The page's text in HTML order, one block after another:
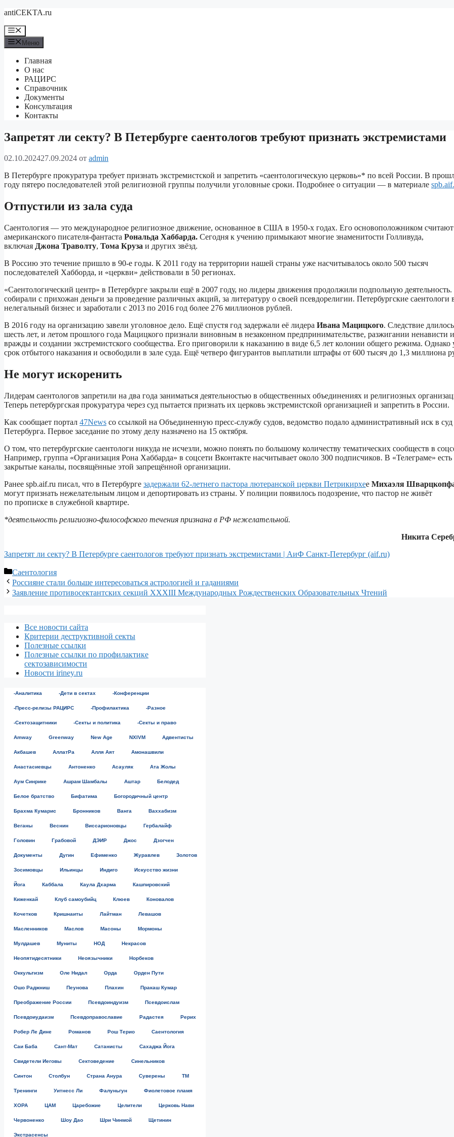
Перейти
содержимому
antiCEKTA.ru
Меню
Меню
Главная
О нас
РАЦИРС
Справочник
Документы
Консультация
Контакты
Запретят ли секту? В Петербурге саентологов требуют признать экстремистами
02.10.202427.09.2024 от admin
В Петербурге прокуратура требует признать экстремистской и запретить «саентологическую церковь»* по всей России. В
году пятеро последователей этой религиозной группы получили уголовные сроки. Подробнее о ситуации — в материале
Отпустили из зала суда
Саентология — это международное религиозное движение, основанное в США в 1950-х годах. Его основоположником считают
американского писателя-фантаста Рональда Хаббарда. Сегодня к учению примыкают многие знаменитости Голливуда,
включая Джона Траволту, Тома Круза и других звёзд.
В Россию это течение пришло в 90-е годы. К 2011 году на территории нашей страны уже насчитывалось около 500 тысяч
последователей Хабборда, и «церкви» действовали в 50 регионах.
«Саентологический центр» в Петербурге закрыли ещё в 2007 году, но лидеры движения продолжили подпольную
собирали с прихожан деньги за проведение различных акций, за литературу о своей псевдорелигии. Петербургские саентологи
нелегальный бизнес и заработали с 2013 по 2016 год более 276 миллионов рублей.
В 2016 году на организацию завели уголовное дело. Ещё спустя год задержали её лидера Ивана Мацицкого. Следствие длилось
шесть лет, и летом прошлого года Мацицкого признали виновным в незаконном предпринимательстве, разжигании ненависти
вражды и создании экстремистского сообщества. Его приговорили к наказанию в виде 6,5 лет колонии общего режима. Однако
срок отбытого наказания и освободили в зале суда. Ещё четверо фигурантов выплатили штрафы от 600 тысяч до 1,3 миллиона
Не могут искоренить
Лидерам саентологов запретили на два года заниматься деятельностью в общественных объединениях и религиозных
Теперь петербургская прокуратура через суд пытается признать их церковь экстремистской организацией и запретить в России.
Как сообщает портал 47News со ссылкой на Объединенную пресс-службу судов, ведомство подало административный иск в суд
Петербурга. Первое заседание по этому делу назначено на 15 октября.
О том, что петербургские саентологи никуда не исчезли, можно понять по большому количеству тематических сообществ в
Например, группа «Организация Рона Хаббарда» в соцсети Вконтакте насчитывает около 300 подписчиков. В «Телеграме» есть
закрытые каналы, посвящённые этой запрещённой организации.
Ранее spb.aif.ru писал, что в Петербурге задержали 62-летнего пастора лютеранской церкви Петрикирхее Михаэля
могут признать нежелательным лицом и депортировать из страны. У полиции появилось подозрение, что пастор не живёт
по прописке в служебной квартире.
*деятельность религиозно-философского течения признана в РФ нежелательной.
Никита
Запретят ли секту? В Петербурге саентологов требуют признать экстремистами | АиФ Санкт-Петербург (aif.ru)
Рубрики
Саентология
Россияне стали больше интересоваться астрологией и гаданиями
Заявление противосектантских секций XXXIII Международных Рождественских Образовательных Чтений
Все новости сайта
Критерии деструктивной секты
Полезные ссылки
Полезные ссылки по профилактике
сектозависимости
Новости iriney.ru
-Аналитика -Дети в сектах -Конференции
-Пресс-релизы РАЦИРС -Профилактика -Разное
-Сектозащитники -Секты и политика -Секты и право
Amway Greenway New Age NXIVM Адвентисты
Акбашев АллатРа Алля Аят Амонашвили
Анастасиевцы Антоненко Асауляк Ата Жолы
Аум Синрике Ашрам Шамбалы Аштар Белодед
Белое братство Бифатима Богородичный центр
Брахма Кумарис Бронников Ванга Ваххабизм
Веганы Веснин Виссарионовцы Гербалайф
Головин Грабовой ДЭИР Джос Дзогчен
Документы Дугин Ефименко Журавлев Золотов
Зосимовцы Ильинцы Индиго Искусство жизни
Йога Каббала Каула Дхарма Кашпировский
Киженкай Клуб самоубийц Клюев Коновалов
Кочетков Кришнаиты Лайтман Левашов
Масленников Маслов Масоны Мормоны
Мулдашев Муниты НОД Некрасов
Неопятидесятники Неоязычники Норбеков
Оккультизм Оле Нидал Орда Орден Пути
Ошо Раджниш Пеунова Плахин Пракаш Кумар
Преображение России Псевдоиндуизм Псевдоислам
Псевдоиудаизм Псевдоправославие Радастея Рерих
Робер Ле Дине Романов Рош Терио Саентология
Саи Баба Сант-Мат Сатанисты Сахаджа Йога
Свидетели Иеговы Сектоведение Синельников
Синтон Столбун Страна Анура Суверены ТМ
Тренинги Уитнесс Ли Фалуньгун Фиолетовое пламя
ХОРА ЦАМ Царебожие Целители Церковь Нави
Червоненко Шоу Дао Шри Чинмой Щетинин
Экстрасенсы